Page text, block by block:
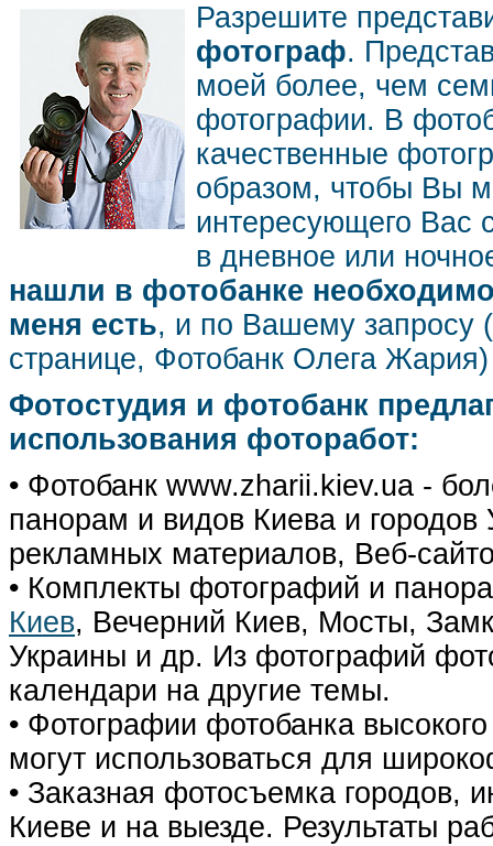
Разрешите
фотограф.
моей более, чем
фотографии. В
качественные
образом, чтобы Вы
интересующего Вас
в дневное или
нашли в фотобанке
меня есть, и по Вашему запросу
странице, Фотобанк Олега
Фотостудия и фотобанк
использования фоторабот:
• Фотобанк www.zharii.kiev.ua -
панорам и видов Киева и городов
рекламных материалов, Веб-
• Комплекты фотографий и
Киев, Вечерний Киев, Мосты,
Украины и др. Из фотографий
календари на другие темы.
• Фотографии фотобанка
могут использоваться для
• Заказная фотосъемка городов,
Киеве и на выезде. Результаты